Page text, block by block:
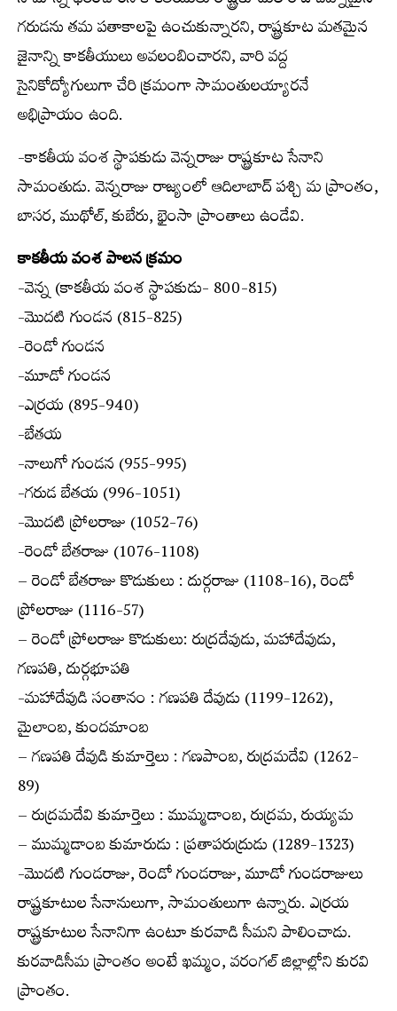
గరుడను తమ పతాకాలపై ఉంచుకున్నారని, రాష్ట్రకూట మతమైన
జైనాన్ని కాకతీయులు అవలంబించారని, వారి వద్ద
సైనికోద్యోగులుగా చేరి క్రమంగా సామంతులయ్యారనే
అభిప్రాయం ఉంది.
-కాకతీయ వంశ స్థాపకుడు వెన్నరాజు రాష్ట్రకూట సేనాని
సామంతుడు. వెన్నరాజు రాజ్యంలో ఆదిలాబాద్ పశ్చి మ ప్రాంతం,
బాసర, ముథోల్, కుబేరు, భైంసా ప్రాంతాలు ఉండేవి.
కాకతీయ వంశ పాలన క్రమం
-వెన్న (కాకతీయ వంశ స్థాపకుడు- 800-815)
-మొదటి గుండన (815-825)
-రెండో గుండన
-మూడో గుండన
-ఎర్రయ (895-940)
-బేతయ
-నాలుగో గుండన (955-995)
-గరుడ బేతయ (996-1051)
-మొదటి ప్రోలరాజు (1052-76)
-రెండో బేతరాజు (1076-1108)
– రెండో బేతరాజు కొడుకులు : దుర్గరాజు (1108-16), రెండో
ప్రోలరాజు (1116-57)
– రెండో ప్రోలరాజు కొడుకులు: రుద్రదేవుడు, మహాదేవుడు,
గణపతి, దుర్గభూపతి
-మహాదేవుడి సంతానం : గణపతి దేవుడు (1199-1262),
మైలాంబ, కుందమాంబ
– గణపతి దేవుడి కుమార్తెలు : గణపాంబ, రుద్రమదేవి (1262-
89)
– రుద్రమదేవి కుమార్తెలు : ముమ్మడాంబ, రుద్రమ, రుయ్యమ
– ముమ్మడాంబ కుమారుడు : ప్రతాపరుద్రుడు (1289-1323)
-మొదటి గుండరాజు, రెండో గుండరాజు, మూడో గుండరాజులు
రాష్ట్రకూటుల సేనానులుగా, సామంతులుగా ఉన్నారు. ఎర్రయ
రాష్ట్రకూటుల సేనానిగా ఉంటూ కురవాడి సీమని పాలించాడు.
కురవాడిసీమ ప్రాంతం అంటే ఖమ్మం, వరంగల్ జిల్లాల్లోని కురవి
ప్రాంతం.